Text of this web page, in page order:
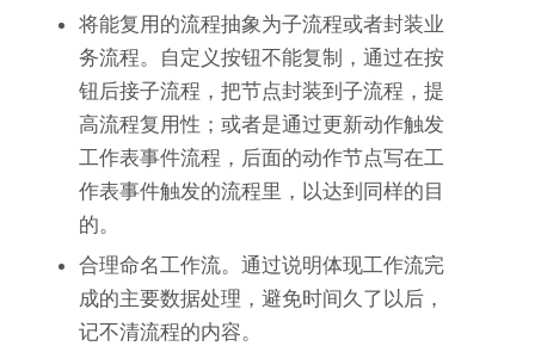
将能复用的流程抽象为子流程或者封装业
务流程。自定义按钮不能复制，通过在按
钮后接子流程，把节点封装到子流程，提
高流程复用性；或者是通过更新动作触发
工作表事件流程，后面的动作节点写在工
作表事件触发的流程里，以达到同样的目
的。
合理命名工作流。通过说明体现工作流完
成的主要数据处理，避免时间久了以后，
记不清流程的内容。